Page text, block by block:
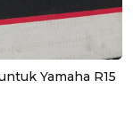
Yamaha R15